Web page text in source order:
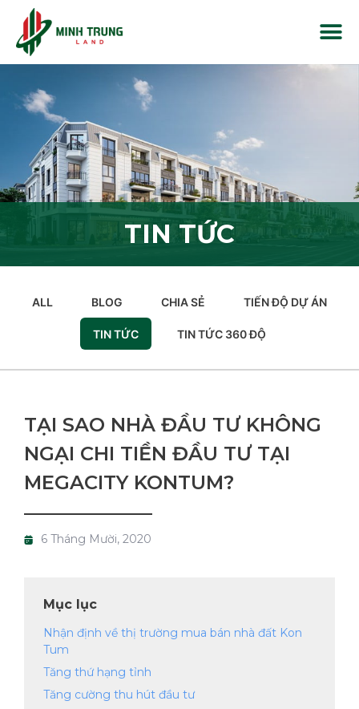
TIN TỨC
ALL BLOG CHIA SẺ TIẾN ĐỘ DỰ ÁN
TIN TỨC TIN TỨC 360 ĐỘ
TẠI SAO NHÀ ĐẦU TƯ KHÔNG
NGẠI CHI TIỀN ĐẦU TƯ TẠI
MEGACITY KONTUM?
6 Tháng Mười, 2020
Mục lục
Nhận định về thị trường mua bán nhà đất Kon
Tum
Tăng thứ hạng tỉnh
Tăng cường thu hút đầu tư